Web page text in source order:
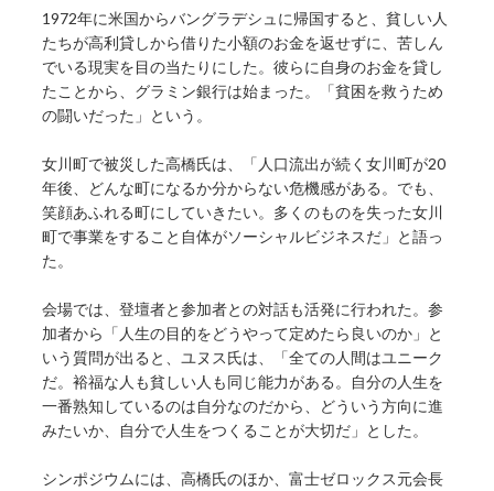
1972年に米国からバングラデシュに帰国すると、貧しい人
たちが高利貸しから借りた小額のお金を返せずに、苦しん
でいる現実を目の当たりにした。彼らに自身のお金を貸し
たことから、グラミン銀行は始まった。「貧困を救うため
の闘いだった」という。
女川町で被災した高橋氏は、「人口流出が続く女川町が20
年後、どんな町になるか分からない危機感がある。でも、
笑顔あふれる町にしていきたい。多くのものを失った女川
町で事業をすること自体がソーシャルビジネスだ」と語っ
た。
会場では、登壇者と参加者との対話も活発に行われた。参
加者から「人生の目的をどうやって定めたら良いのか」と
いう質問が出ると、ユヌス氏は、「全ての人間はユニーク
だ。裕福な人も貧しい人も同じ能力がある。自分の人生を
一番熟知しているのは自分なのだから、どういう方向に進
みたいか、自分で人生をつくることが大切だ」とした。
シンポジウムには、高橋氏のほか、富士ゼロックス元会長